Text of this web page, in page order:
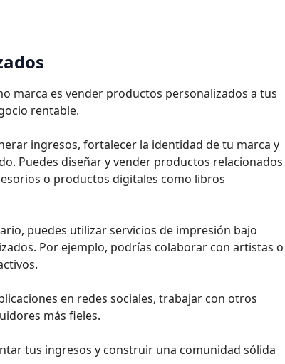
marca es vender productos personalizados a tus
rentable.
ingresos, fortalecer la identidad de tu marca y
Puedes diseñar y vender productos relacionados
o productos digitales como libros
puedes utilizar servicios de impresión bajo
Por ejemplo, podrías colaborar con artistas o
en redes sociales, trabajar con otros
más fieles.
tus ingresos y construir una comunidad sólida